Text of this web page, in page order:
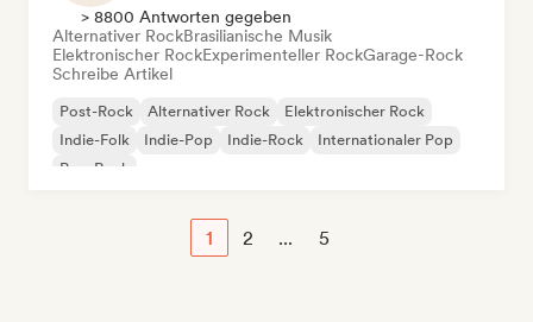
> 8800 Antworten gegeben
Alternativer RockBrasilianische Musik
Elektronischer RockExperimenteller RockGarage-Rock
Schreibe Artikel
Post-Rock Alternativer Rock
Elektronischer Rock
Indie-Folk
Indie-Pop Indie-Rock
Internationaler Pop
Pop-Rock
1 2 ... 5